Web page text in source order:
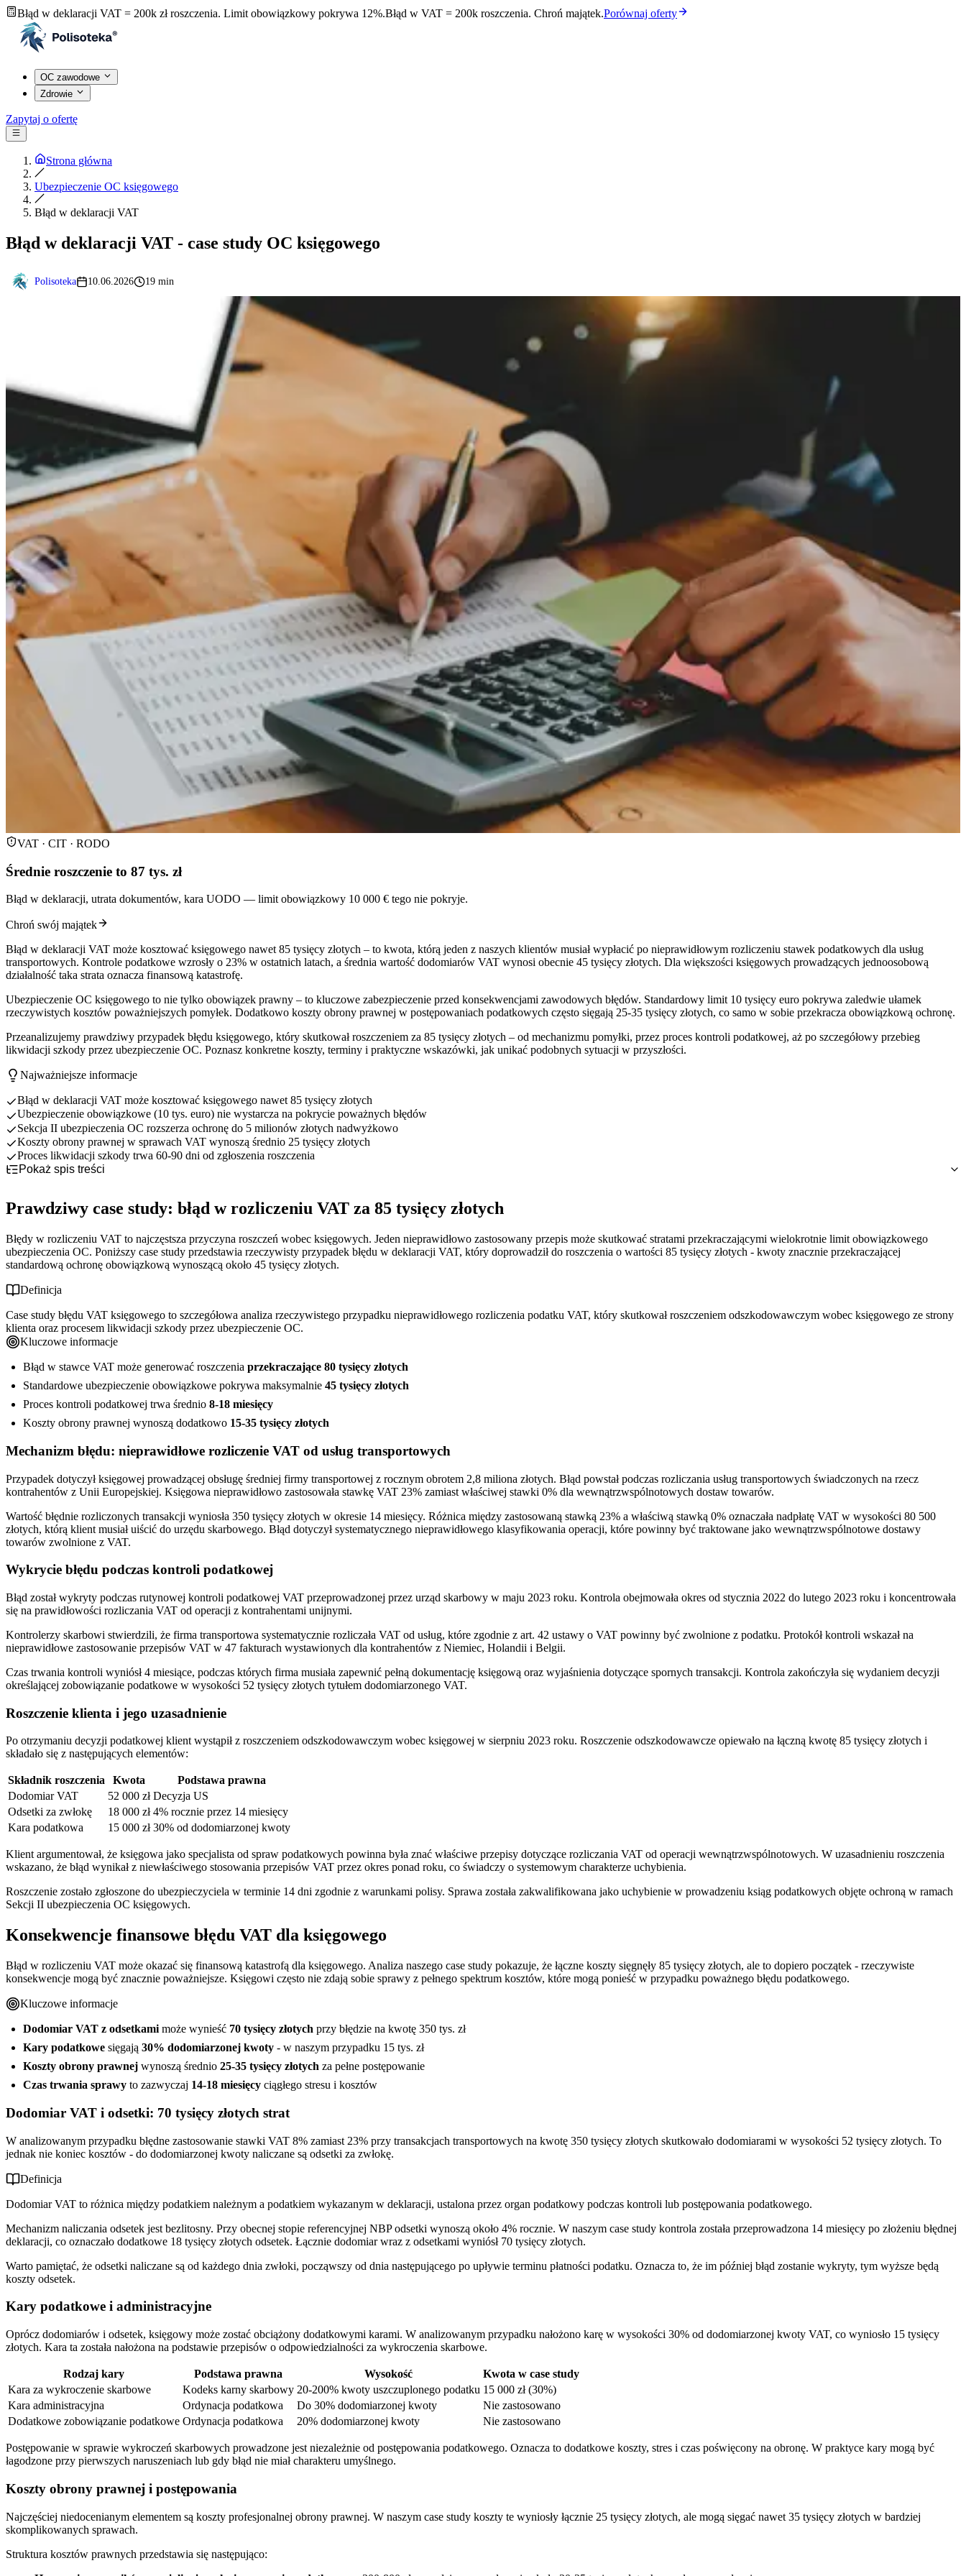
Błąd w deklaracji VAT = 200k zł roszczenia. Limit obowiązkowy pokrywa 12%.Błąd w VAT = 200k roszczenia. Chroń majątek.Porównaj oferty
OC zawodowe
Zdrowie
Zapytaj o ofertę
Strona główna
Ubezpieczenie OC księgowego
Błąd w deklaracji VAT
Błąd w deklaracji VAT - case study OC księgowego
Polisoteka 10.06.2026 19 min
VAT · CIT · RODO
Średnie roszczenie to 87 tys. zł
Błąd w deklaracji, utrata dokumentów, kara UODO — limit obowiązkowy 10 000 € tego nie pokryje.
Chroń swój majątek
Błąd w deklaracji VAT może kosztować księgowego nawet 85 tysięcy złotych – to kwota, którą jeden z naszych klientów musiał wypłacić po nieprawidłowym rozliczeniu stawek podatkowych dla usług
transportowych. Kontrole podatkowe wzrosły o 23% w ostatnich latach, a średnia wartość dodomiarów VAT wynosi obecnie 45 tysięcy złotych. Dla większości księgowych prowadzących jednoosobową
działalność taka strata oznacza finansową katastrofę.
Ubezpieczenie OC księgowego to nie tylko obowiązek prawny – to kluczowe zabezpieczenie przed konsekwencjami zawodowych błędów. Standardowy limit 10 tysięcy euro pokrywa zaledwie ułamek
rzeczywistych kosztów poważniejszych pomyłek. Dodatkowo koszty obrony prawnej w postępowaniach podatkowych często sięgają 25-35 tysięcy złotych, co samo w sobie przekracza obowiązkową ochronę.
Przeanalizujemy prawdziwy przypadek błędu księgowego, który skutkował roszczeniem za 85 tysięcy złotych – od mechanizmu pomyłki, przez proces kontroli podatkowej, aż po szczegółowy przebieg
likwidacji szkody przez ubezpieczenie OC. Poznasz konkretne koszty, terminy i praktyczne wskazówki, jak unikać podobnych sytuacji w przyszłości.
Najważniejsze informacje
Błąd w deklaracji VAT może kosztować księgowego nawet 85 tysięcy złotych
Ubezpieczenie obowiązkowe (10 tys. euro) nie wystarcza na pokrycie poważnych błędów
Sekcja II ubezpieczenia OC rozszerza ochronę do 5 milionów złotych nadwyżkowo
Koszty obrony prawnej w sprawach VAT wynoszą średnio 25 tysięcy złotych
Proces likwidacji szkody trwa 60-90 dni od zgłoszenia roszczenia
Pokaż spis treści
Wykrycie błędu podczas kontroli podatkowej
Dodomiar VAT i odsetki: 70 tysięcy złotych strat
Koszty obrony prawnej i postępowania
Proces likwidacji szkody przez ubezpieczenie OC księgowego
Analiza dokumentów i ocena odpowiedzialności
Negocjacje i wypłata odszkodowania
Ubezpieczenie obowiązkowe: 10 tysięcy euro to za mało
Ubezpieczenie nadwyżkowe: ochrona do 5 milionów złotych
Analiza kosztów: składka vs potencjalne straty
Wnioski i rekomendacje: jak unikać błędów VAT
Praktyczne wskazówki prewencji błędów VAT
Checklist kontroli przed wysłaniem deklaracji VAT
Rekomendacje dotyczące ubezpieczenia OC
Prawdziwy case study: błąd w rozliczeniu VAT za 85 tysięcy złotych
Błędy w rozliczeniu VAT to najczęstsza przyczyna roszczeń wobec księgowych. Jeden nieprawidłowo zastosowany przepis może skutkować stratami przekraczającymi wielokrotnie limit obowiązkowego
ubezpieczenia OC. Poniższy case study przedstawia rzeczywisty przypadek błędu w deklaracji VAT, który doprowadził do roszczenia o wartości 85 tysięcy złotych - kwoty znacznie przekraczającej
standardową ochronę obowiązkową wynoszącą około 45 tysięcy złotych.
Definicja
Case study błędu VAT księgowego to szczegółowa analiza rzeczywistego przypadku nieprawidłowego rozliczenia podatku VAT, który skutkował roszczeniem odszkodowawczym wobec księgowego ze strony
klienta oraz procesem likwidacji szkody przez ubezpieczenie OC.
Kluczowe informacje
Błąd w stawce VAT może generować roszczenia przekraczające 80 tysięcy złotych
Standardowe ubezpieczenie obowiązkowe pokrywa maksymalnie 45 tysięcy złotych
Proces kontroli podatkowej trwa średnio 8-18 miesięcy
Koszty obrony prawnej wynoszą dodatkowo 15-35 tysięcy złotych
Mechanizm błędu: nieprawidłowe rozliczenie VAT od usług transportowych
Przypadek dotyczył księgowej prowadzącej obsługę średniej firmy transportowej z rocznym obrotem 2,8 miliona złotych. Błąd powstał podczas rozliczania usług transportowych świadczonych na rzecz
kontrahentów z Unii Europejskiej. Księgowa nieprawidłowo zastosowała stawkę VAT 23% zamiast właściwej stawki 0% dla wewnątrzwspólnotowych dostaw towarów.
Wartość błędnie rozliczonych transakcji wyniosła 350 tysięcy złotych w okresie 14 miesięcy. Różnica między zastosowaną stawką 23% a właściwą stawką 0% oznaczała nadpłatę VAT w wysokości 80 500
złotych, którą klient musiał uiścić do urzędu skarbowego. Błąd dotyczył systematycznego nieprawidłowego klasyfikowania operacji, które powinny być traktowane jako wewnątrzwspólnotowe dostawy
towarów zwolnione z VAT.
Wykrycie błędu podczas kontroli podatkowej
Błąd został wykryty podczas rutynowej kontroli podatkowej VAT przeprowadzonej przez urząd skarbowy w maju 2023 roku. Kontrola obejmowała okres od stycznia 2022 do lutego 2023 roku i koncentrowała
się na prawidłowości rozliczania VAT od operacji z kontrahentami unijnymi.
Kontrolerzy skarbowi stwierdzili, że firma transportowa systematycznie rozliczała VAT od usług, które zgodnie z art. 42 ustawy o VAT powinny być zwolnione z podatku. Protokół kontroli wskazał na
nieprawidłowe zastosowanie przepisów VAT w 47 fakturach wystawionych dla kontrahentów z Niemiec, Holandii i Belgii.
Czas trwania kontroli wyniósł 4 miesiące, podczas których firma musiała zapewnić pełną dokumentację księgową oraz wyjaśnienia dotyczące spornych transakcji. Kontrola zakończyła się wydaniem decyzji
określającej zobowiązanie podatkowe w wysokości 52 tysięcy złotych tytułem dodomiarzonego VAT.
Roszczenie klienta i jego uzasadnienie
Po otrzymaniu decyzji podatkowej klient wystąpił z roszczeniem odszkodowawczym wobec księgowej w sierpniu 2023 roku. Roszczenie odszkodowawcze opiewało na łączną kwotę 85 tysięcy złotych i
składało się z następujących elementów:
Składnik roszczenia Kwota
Podstawa prawna
Dodomiar VAT
52 000 zł Decyzja US
Odsetki za zwłokę
18 000 zł 4% rocznie przez 14 miesięcy
Kara podatkowa
15 000 zł 30% od dodomiarzonej kwoty
Klient argumentował, że księgowa jako specjalista od spraw podatkowych powinna była znać właściwe przepisy dotyczące rozliczania VAT od operacji wewnątrzwspólnotowych. W uzasadnieniu roszczenia
wskazano, że błąd wynikał z niewłaściwego stosowania przepisów VAT przez okres ponad roku, co świadczy o systemowym charakterze uchybienia.
Roszczenie zostało zgłoszone do ubezpieczyciela w terminie 14 dni zgodnie z warunkami polisy. Sprawa została zakwalifikowana jako uchybienie w prowadzeniu ksiąg podatkowych objęte ochroną w ramach
Sekcji II ubezpieczenia OC księgowych.
Konsekwencje finansowe błędu VAT dla księgowego
Błąd w rozliczeniu VAT może okazać się finansową katastrofą dla księgowego. Analiza naszego case study pokazuje, że łączne koszty sięgnęły 85 tysięcy złotych, ale to dopiero początek - rzeczywiste
konsekwencje mogą być znacznie poważniejsze. Księgowi często nie zdają sobie sprawy z pełnego spektrum kosztów, które mogą ponieść w przypadku poważnego błędu podatkowego.
Kluczowe informacje
Dodomiar VAT z odsetkami może wynieść 70 tysięcy złotych przy błędzie na kwotę 350 tys. zł
Kary podatkowe sięgają 30% dodomiarzonej kwoty - w naszym przypadku 15 tys. zł
Koszty obrony prawnej wynoszą średnio 25-35 tysięcy złotych za pełne postępowanie
Czas trwania sprawy to zazwyczaj 14-18 miesięcy ciągłego stresu i kosztów
Dodomiar VAT i odsetki: 70 tysięcy złotych strat
W analizowanym przypadku błędne zastosowanie stawki VAT 8% zamiast 23% przy transakcjach transportowych na kwotę 350 tysięcy złotych skutkowało dodomiarami w wysokości 52 tysięcy złotych. To
jednak nie koniec kosztów - do dodomiarzonej kwoty naliczane są odsetki za zwłokę.
Definicja
Dodomiar VAT to różnica między podatkiem należnym a podatkiem wykazanym w deklaracji, ustalona przez organ podatkowy podczas kontroli lub postępowania podatkowego.
Mechanizm naliczania odsetek jest bezlitosny. Przy obecnej stopie referencyjnej NBP odsetki wynoszą około 4% rocznie. W naszym case study kontrola została przeprowadzona 14 miesięcy po złożeniu błędnej
deklaracji, co oznaczało dodatkowe 18 tysięcy złotych odsetek. Łącznie dodomiar wraz z odsetkami wyniósł 70 tysięcy złotych.
Warto pamiętać, że odsetki naliczane są od każdego dnia zwłoki, począwszy od dnia następującego po upływie terminu płatności podatku. Oznacza to, że im później błąd zostanie wykryty, tym wyższe będą
koszty odsetek.
Kary podatkowe i administracyjne
Oprócz dodomiarów i odsetek, księgowy może zostać obciążony dodatkowymi karami. W analizowanym przypadku nałożono karę w wysokości 30% od dodomiarzonej kwoty VAT, co wyniosło 15 tysięcy
złotych. Kara ta została nałożona na podstawie przepisów o odpowiedzialności za wykroczenia skarbowe.
Rodzaj kary Podstawa prawna Wysokość
Kwota w case study
Kara za wykroczenie skarbowe
Kodeks karny skarbowy 20-200% kwoty uszczuplonego podatku 15 000 zł (30%)
Kara administracyjna
Ordynacja podatkowa Do 30% dodomiarzonej kwoty
Nie zastosowano
Dodatkowe zobowiązanie podatkowe Ordynacja podatkowa 20% dodomiarzonej kwoty Nie zastosowano
Postępowanie w sprawie wykroczeń skarbowych prowadzone jest niezależnie od postępowania podatkowego. Oznacza to dodatkowe koszty, stres i czas poświęcony na obronę. W praktyce kary mogą być
łagodzone przy pierwszych naruszeniach lub gdy błąd nie miał charakteru umyślnego.
Koszty obrony prawnej i postępowania
Najczęściej niedocenianym elementem są koszty profesjonalnej obrony prawnej. W naszym case study koszty te wyniosły łącznie 25 tysięcy złotych, ale mogą sięgać nawet 35 tysięcy złotych w bardziej
skomplikowanych sprawach.
Struktura kosztów prawnych przedstawia się następująco: